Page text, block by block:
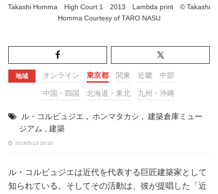
Takashi Homma High Court 1 2013 Lambda print © Takashi
Homma Courtesy of TARO NASU
地域 オンライン 東京都 関東 近畿 中部
中国・四国 北海道・東北 九州・沖縄
ル・コルビュジエ , ホンマタカシ , 建築倉庫ミュー
ジアム , 建築
2018/5/14 10:30
ル・コルビュジエは近代を代表する巨匠建築家として
知られている。そしてその活動は、彼が提唱した「近